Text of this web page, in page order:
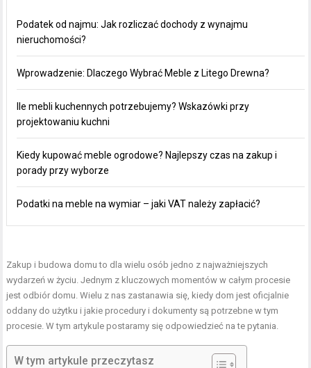
Podatek od najmu: Jak rozliczać dochody z wynajmu
nieruchomości?
Wprowadzenie: Dlaczego Wybrać Meble z Litego Drewna?
Ile mebli kuchennych potrzebujemy? Wskazówki przy
projektowaniu kuchni
Kiedy kupować meble ogrodowe? Najlepszy czas na zakup i
porady przy wyborze
Podatki na meble na wymiar – jaki VAT należy zapłacić?
Zakup i budowa domu to dla wielu osób jedno z najważniejszych
wydarzeń w życiu. Jednym z kluczowych momentów w całym procesie
jest odbiór domu. Wielu z nas zastanawia się, kiedy dom jest oficjalnie
oddany do użytku i jakie procedury i dokumenty są potrzebne w tym
procesie. W tym artykule postaramy się odpowiedzieć na te pytania.
W tym artykule przeczytasz